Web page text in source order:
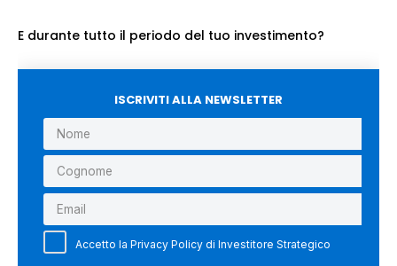
E durante tutto il periodo del tuo investimento?
ISCRIVITI ALLA NEWSLETTER